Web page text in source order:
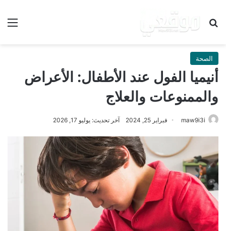
بحث عن
الصحة
أنيميا الفول عند الأطفال: الأعراض
والممنوعات والعلاج
maw9i3i فبراير 25, 2024 آخر تحديث: يوليو 17, 2026